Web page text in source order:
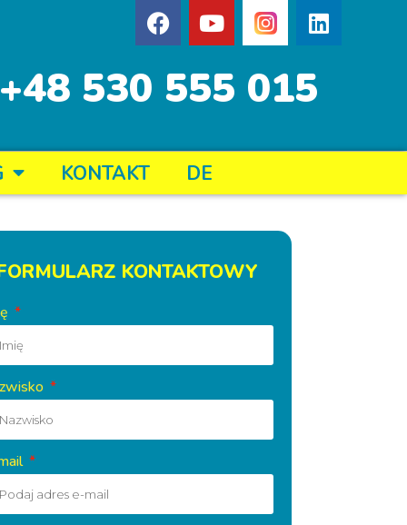
+48 530 555 015
KONTAKT DE
KONTAKTOWY